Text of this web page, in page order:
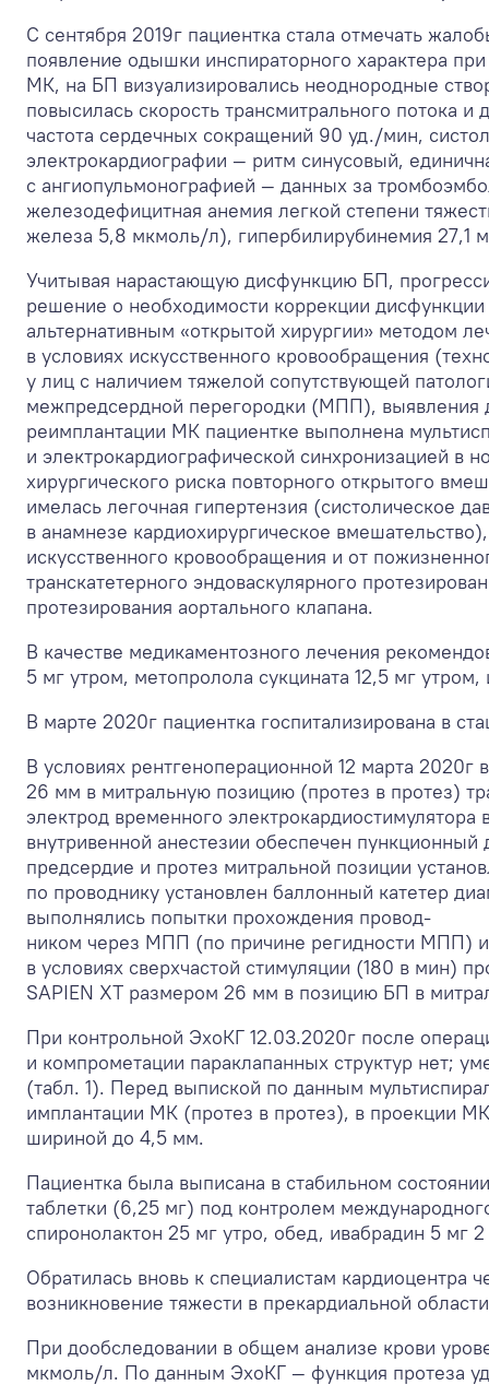
С сентября 2019г пациентка стала отмечать
появление одышки инспираторного характера
МК, на БП визуализировались неоднородные
повысилась скорость трансмитрального потока
частота сердечных сокращений 90 уд./мин,
электрокардиографии — ритм синусовый,
с ангиопульмонографией — данных за
железодефицитная анемия легкой степени
железа 5,8 мкмоль/л), гипербилирубинемия 27,1
Учитывая нарастающую дисфункцию БП,
решение о необходимости коррекции
альтернативным «открытой хирургии» методом
в условиях искусственного кровообращения
у лиц с наличием тяжелой сопутствующей
межпредсердной перегородки (МПП), выявления
реимплантации МК пациентке выполнена
и электрокардиографической синхронизацией
хирургического риска повторного открытого
имелась легочная гипертензия (систолическое
в анамнезе кардиохирургическое
искусственного кровообращения и от
транскатетерного эндоваскулярного
протезирования аортального клапана.
В качестве медикаментозного лечения
5 мг утром, метопролола сукцината 12,5 мг
В марте 2020г пациентка госпитализирована в
В условиях рентгеноперационной 12 марта 2020г
26 мм в митральную позицию (протез в протез)
электрод временного
внутривенной анестезии обеспечен
предсердие и протез митральной позиции
по проводнику установлен баллонный катетер
выполнялись попытки прохождения провод-
ником через МПП (по причине регидности МПП)
в условиях сверхчастой стимуляции (180 в мин)
SAPIEN XT размером 26 мм в позицию БП в
При контрольной ЭхоКГ 12.03.2020г после
и компрометации параклапанных структур нет;
(табл. 1). Перед выпиской по данным
имплантации МК (протез в протез), в проекции
шириной до 4,5 мм.
Пациентка была выписана в стабильном
таблетки (6,25 мг) под контролем
спиронолактон 25 мг утро, обед, ивабрадин 5 мг
Обратилась вновь к специалистам
возникновение тяжести в прекардиальной
При дообследовании в общем анализе крови
мкмоль/л. По данным ЭхоКГ — функция протеза